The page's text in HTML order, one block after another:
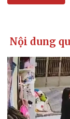
Tin nóng
Tư vấn luật